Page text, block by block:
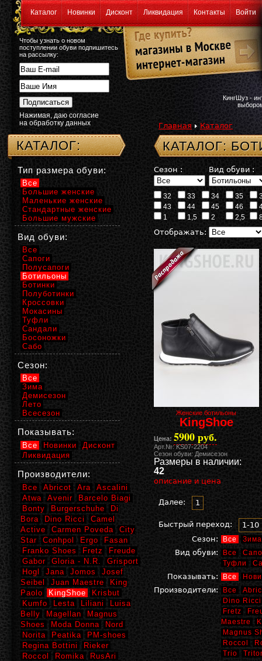
Каталог Новинки Дисконт Ликвидация Контакты Войти
Чтобы узнать о новом
поступлении обуви подпишитесь
на рассылку:
Нажимая, даю согласие
на обработку данных
КингШуз -
Главная Каталог
КАТАЛОГ:
Сезон : Вид обуви :
32 33 34 35
43
44 45 46
1
1,5 2 2,5
Отображать:
Женские ботильоны
KingShoe
Цена: 5900 руб.
Арт.№: KS07-2204
Сезон обуви: Демисезон
Размеры в наличии:
42
описание и цена
Далее: 1
Быстрый переход:
1-10
Сезон:
Все Зима
Вид обуви: Все
Туфли
Показывать: Все
Производители: Все
Dino Ricci
Fretz
Maestre
Magnus
Roccol
Trio
КАТАЛОГ:
Тип размера обуви:
Все
Большие женские
Маленькие женские
Стандартные женские
Большие мужские
Вид обуви:
Все
Сапоги
Полусапоги
Ботильоны
Ботинки
Полуботинки
Кроссовки
Мокасины
Туфли
Сандали
Босоножки
Сабо
Сезон:
Все
Зима
Демисезон
Лето
Всесезон
Показывать:
Все Новинки
Дисконт
Ликвидация
Производители:
Все Abricot Ara
Ascalini
Atwa
Avenir
Barcelo Biagi
Bonty
Burgerschuhe
Di
Bora
Dino Ricci
Camel
Active
Carmen Poveda
City
Star
Conhpol Ergo
Fasan
Franko Shoes
Fretz
Freude
Gabor
Gloria - N.R.
Grisport
Hogl
Jana Jomos
Josef
Seibel
Juan Maestre
King
Paolo
KingShoe
Krisbut
Kumfo
Lesta Liliani
Luisa
Belly
Magellan
Magnus
Shoes
Moda Donna
Nord
Norita
Peatika
PM-shoes
Regina Bottini
Rieker
Roccol
Romika
RusAri